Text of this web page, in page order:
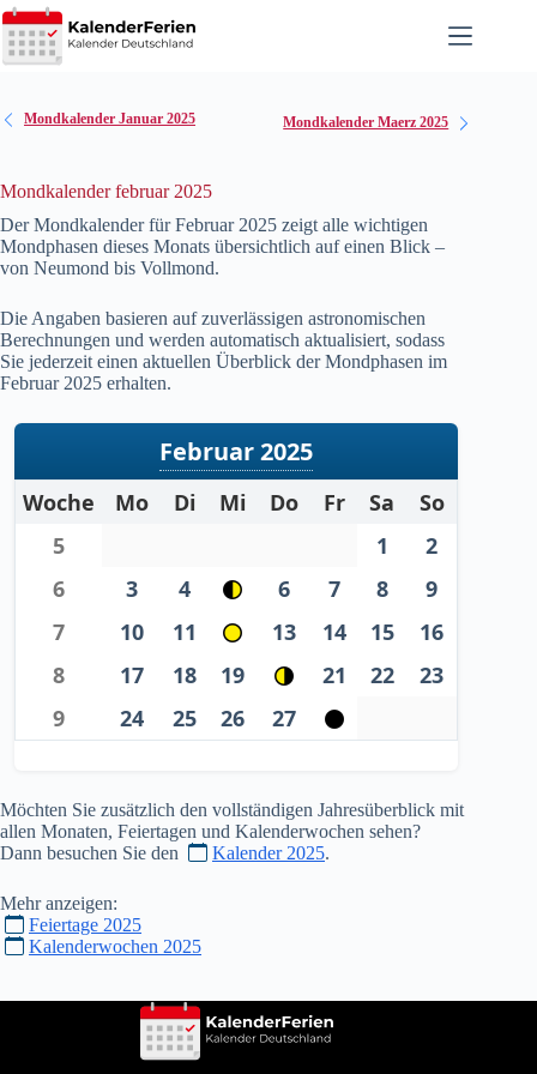
Zum
Inhalt
springen
Mondkalender Januar 2025 Mondkalender Maerz 2025
Mondkalender februar 2025
Der Mondkalender für Februar 2025 zeigt alle wichtigen
Mondphasen dieses Monats übersichtlich auf einen Blick –
von Neumond bis Vollmond.
Die Angaben basieren auf zuverlässigen astronomischen
Berechnungen und werden automatisch aktualisiert, sodass
Sie jederzeit einen aktuellen Überblick der Mondphasen im
Februar 2025 erhalten.
Februar 2025
Woche Mo Di Mi Do Fr Sa
So
5
1
2
6
3 4 6 7 8
9
7
10 11 13 14 15
16
8
17 18 19 21 22
23
9
24 25 26 27
Möchten Sie zusätzlich den vollständigen Jahresüberblick mit
allen Monaten, Feiertagen und Kalenderwochen sehen?
Dann besuchen Sie den
Kalender 2025.
Mehr anzeigen:
Feiertage 2025
Kalenderwochen 2025